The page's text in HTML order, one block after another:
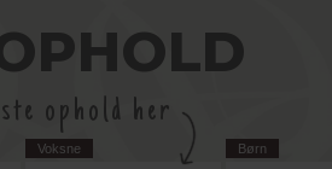
ophold her
Voksne Børn